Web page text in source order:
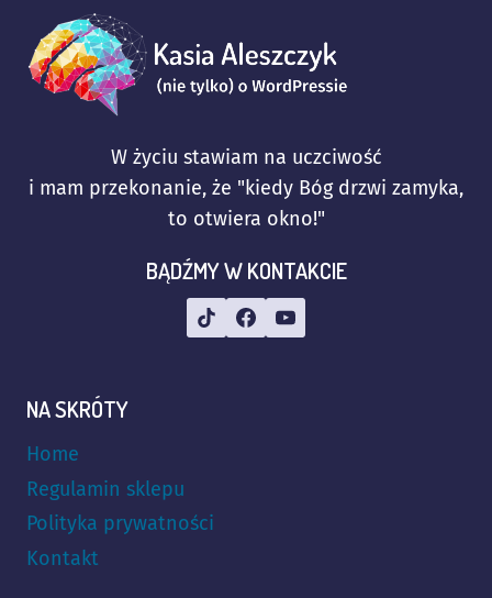
W życiu stawiam na uczciwość
i mam przekonanie, że "kiedy Bóg drzwi zamyka,
to otwiera okno!"
BĄDŹMY W KONTAKCIE
NA SKRÓTY
Home
Regulamin sklepu
Polityka prywatności
Kontakt